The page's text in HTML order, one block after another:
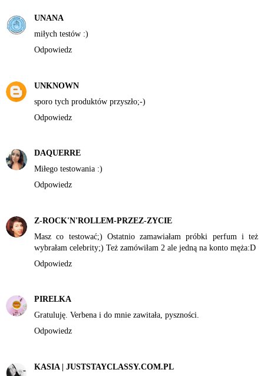
UNANA
miłych testów :)
Odpowiedz
UNKNOWN
sporo tych produktów przyszło;-)
Odpowiedz
DAQUERRE
Miłego testowania :)
Odpowiedz
Z-ROCK'N'ROLLEM-PRZEZ-ZYCIE
Masz co testować;) Ostatnio zamawiałam próbki perfum i też
wybrałam celebrity;) Też zamówiłam 2 ale jedną na konto męża:D
Odpowiedz
PIRELKA
Gratuluję. Verbena i do mnie zawitała, pyszności.
Odpowiedz
KASIA | JUSTSTAYCLASSY.COM.PL